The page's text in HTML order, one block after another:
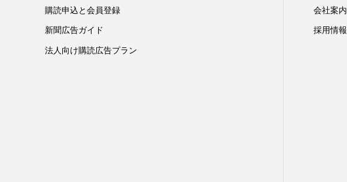
購読申込と会員登録
新聞広告ガイド
法人向け購読広告プラン
会社案内
採用情報